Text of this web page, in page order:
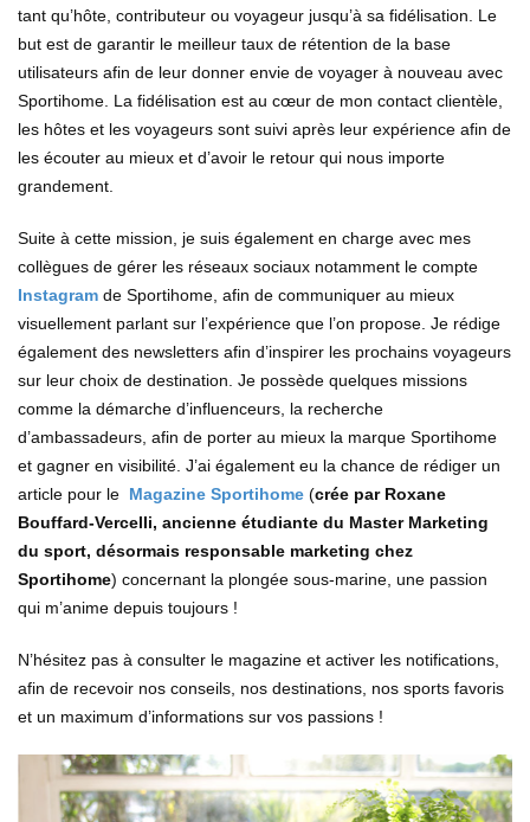
tant qu’hôte, contributeur ou voyageur jusqu’à sa fidélisation. Le
but est de garantir le meilleur taux de rétention de la base
utilisateurs afin de leur donner envie de voyager à nouveau avec
Sportihome. La fidélisation est au cœur de mon contact clientèle,
les hôtes et les voyageurs sont suivi après leur expérience afin de
les écouter au mieux et d’avoir le retour qui nous importe
grandement.
Suite à cette mission, je suis également en charge avec mes
collègues de gérer les réseaux sociaux notamment le compte
Instagram de Sportihome, afin de communiquer au mieux
visuellement parlant sur l’expérience que l’on propose. Je rédige
également des newsletters afin d’inspirer les prochains voyageurs
sur leur choix de destination. Je possède quelques missions
comme la démarche d’influenceurs, la recherche
d’ambassadeurs, afin de porter au mieux la marque Sportihome
et gagner en visibilité. J’ai également eu la chance de rédiger un
article pour le Magazine Sportihome (crée par Roxane
Bouffard-Vercelli, ancienne étudiante du Master Marketing
du sport, désormais responsable marketing chez
Sportihome) concernant la plongée sous-marine, une passion
qui m’anime depuis toujours !
N’hésitez pas à consulter le magazine et activer les notifications,
afin de recevoir nos conseils, nos destinations, nos sports favoris
et un maximum d’informations sur vos passions !